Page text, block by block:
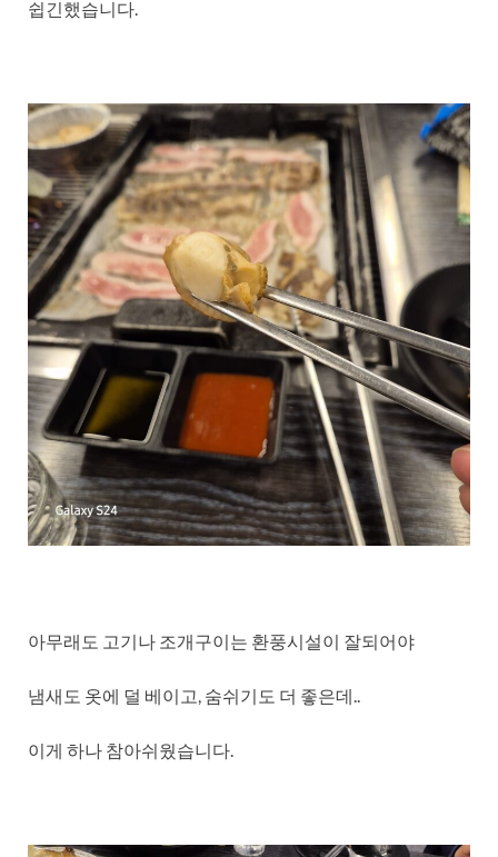
쉽긴했습니다.
아무래도 고기나 조개구이는 환풍시설이 잘되어야
냄새도 옷에 덜 베이고, 숨쉬기도 더 좋은데..
이게 하나 참아쉬웠습니다.